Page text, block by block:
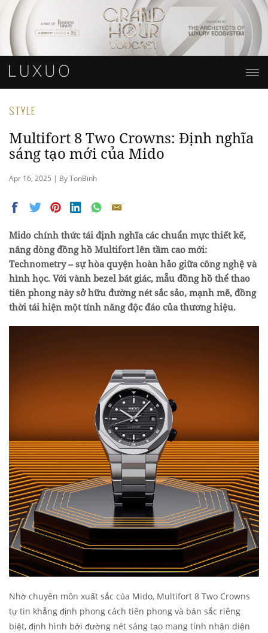
STYLE
Multifort 8 Two Crowns: Định nghĩa
sáng tạo mới của Mido
Apr 16, 2025 | By TonBinh
Mido chính thức tái định nghĩa các chuẩn mực thiết kế,
nâng dòng đồng hồ Multifort lên tầm cao mới:
Technometry – sự hòa quyện hoàn hảo giữa công nghệ và
hình học. Với vành bezel bát giác, mẫu đồng hồ thể thao
tiên phong này sở hữu đường nét sắc sảo, mạnh mẽ, đồng
thời tái hiện một tính năng độc đáo của thương hiệu.
Nhờ chuyên môn xuất sắc của Mido, Multifort 8 Two Crowns
tự tin khẳng định phong cách tiên phong và bản sắc riêng
biệt, định hình bởi đường nét sáng tạo mang tính nhận diện